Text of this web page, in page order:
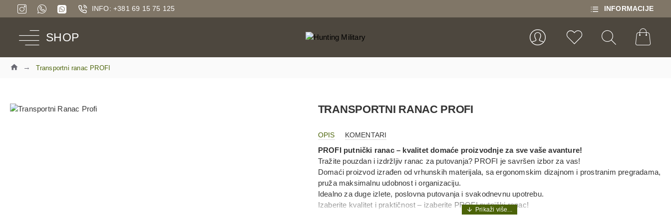
INFO: +381 69 15 75 125 INFORMACIJE
SHOP
Transportni ranac PROFI
TRANSPORTNI RANAC PROFI
OPIS KOMENTARI
PROFI putnički ranac – kvalitet domaće proizvodnje za sve vaše avanture!
Tražite pouzdan i izdržljiv ranac za putovanja? PROFI je savršen izbor za vas!
Domaći proizvod izrađen od vrhunskih materijala, sa ergonomskim dizajnom i prostranim pregradama,
pruža maksimalnu udobnost i organizaciju.
Idealno za duge izlete, poslovna putovanja i svakodnevnu upotrebu.
Izaberite kvalitet i praktičnost – izaberite PROFI putnički ranac!